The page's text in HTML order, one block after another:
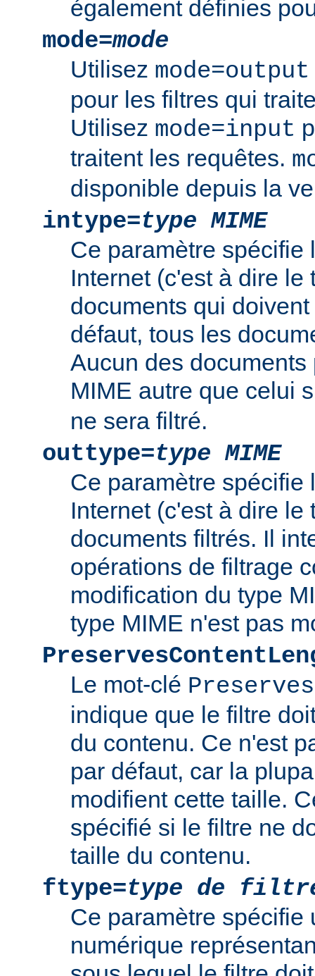
également définies
mode=mode
Utilisez mode=output
pour les filtres qui
Utilisez mode=input
traitent les requêtes.
disponible depuis la
intype=type MIME
Ce paramètre spécifie
Internet (c'est à dire le
documents qui
défaut, tous les
Aucun des
MIME autre que celui
ne sera filtré.
outtype=type MIME
Ce paramètre spécifie
Internet (c'est à dire le
documents filtrés. Il
opérations de filtrage
modification du type
type MIME n'est pas
Le mot-clé
indique que le filtre
du contenu. Ce n'est
par défaut, car la
modifient cette taille.
spécifié si le filtre ne
taille du contenu.
ftype=type de
Ce paramètre spécifie
numérique